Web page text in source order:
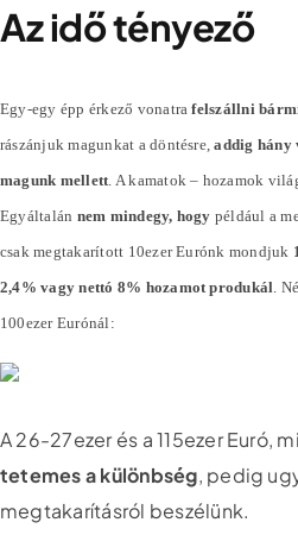
Az idő tényező
Egy-egy épp érkező vonatrafelszállni
rászánjuk magunkat a döntésre,addig hány
magunk mellett . A kamatok – hozamok
Egyáltalán nem mindegy, hogy például a
csak megtakarított 10ezer Eurónk mondjuk
2,4% vagy nettó 8% hozamot produkál .
100ezer Eurónál:
A 26-27ezer és a 115ezer Euró,
tetemes a különbség, pedig
megtakarításról beszélünk.